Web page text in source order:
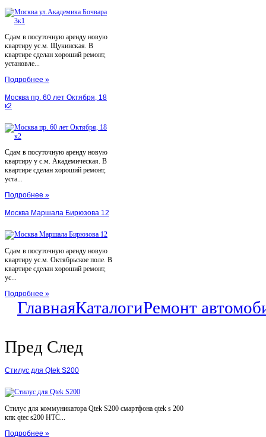
Сдам в посуточную аренду новую
квартиру ус.м. Щукинская. В
квартире сделан хороший ремонт,
установле...
Подробнее »
Москва пр. 60 лет Октября, 18
к2
Сдам в посуточную аренду новую
квартиру у с.м. Академическая. В
квартире сделан хороший ремонт,
уста...
Подробнее »
Москва Маршала Бирюзова 12
Сдам в посуточную аренду новую
квартиру ус.м. Октябрьское поле. В
квартире сделан хороший ремонт,
ус...
Подробнее »
ГлавнаяКаталогиРемонт
Пред След
Стилус для Qtek S200
Стилус для коммуникатора Qtek S200 смартфона qtek s 200
кпк qtec s200 HTC...
Подробнее »